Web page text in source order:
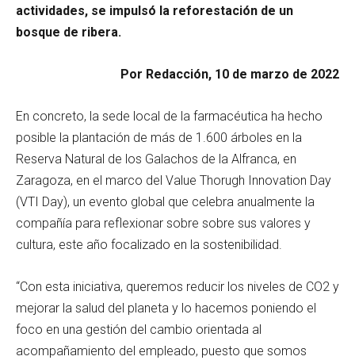
actividades, se impulsó la reforestación de un
bosque de ribera.
Por Redacción, 10 de marzo de 2022
En concreto, la sede local de la farmacéutica ha hecho
posible la plantación de más de 1.600 árboles en la
Reserva Natural de los Galachos de la Alfranca, en
Zaragoza, en el marco del Value Thorugh Innovation Day
(VTI Day), un evento global que celebra anualmente la
compañía para reflexionar sobre sobre sus valores y
cultura, este año focalizado en la sostenibilidad.
“Con esta iniciativa, queremos reducir los niveles de CO2 y
mejorar la salud del planeta y lo hacemos poniendo el
foco en una gestión del cambio orientada al
acompañamiento del empleado, puesto que somos